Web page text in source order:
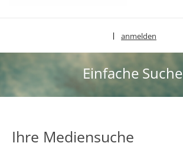
anmelden
Einfache Suche
Ihre Mediensuche